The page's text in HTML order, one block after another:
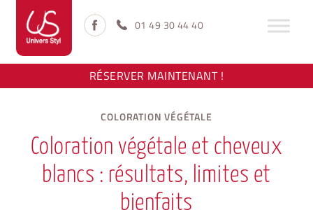
Aller
navigation
Aller
au
contenu
01 49 30 44 40
RÉSERVER MAINTENANT !
COLORATION VÉGÉTALE
Coloration végétale et cheveux
blancs : résultats, limites et
bienfaits